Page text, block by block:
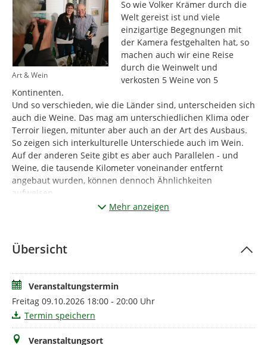
Art & Wein
So wie Volker Krämer durch die
Welt gereist ist und viele
einzigartige Begegnungen mit
der Kamera festgehalten hat, so
machen auch wir eine Reise
durch die Weinwelt und
verkosten 5 Weine von 5
Kontinenten.
Und so verschieden, wie die Länder sind, unterscheiden sich
auch die Weine. Das mag am unterschiedlichen Klima oder
Terroir liegen, mitunter aber auch an der Art des Ausbaus.
So zeigen sich interkulturelle Unterschiede auch im Wein.
Auf der anderen Seite gibt es aber auch Parallelen - und
Weine, die tausende Kilometer voneinander entfernt
angebaut wurden, können dennoch Ähnlichkeiten
aufweisen.
Lassen Sie sich in die Weinwelt entführen, vergleichen Sie
Teilnahme nur mit Anmeldung.
Mehr anzeigen
Übersicht
Veranstaltungstermin
Freitag 09.10.2026 18:00 - 20:00 Uhr
Termin speichern
Veranstaltungsort